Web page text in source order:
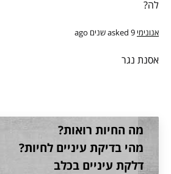
לה?
אנונימי
אסנת נגר
מה החיות רואות?
מהי בדיקת עיניים לחיות?
דלקת עיניים בכלב